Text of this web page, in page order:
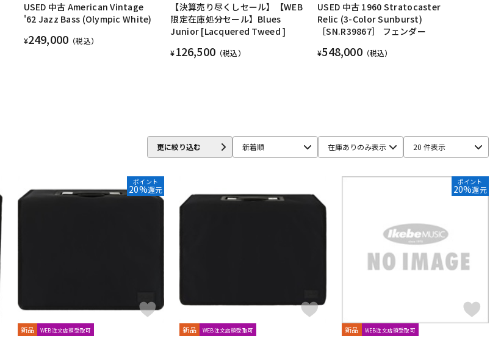
USED 中古 American Vintage
'62 Jazz Bass (Olympic White)
¥249,000 （税込）
【決算売り尽くしセール】【WEB
限定在庫処分セール】Blues
Junior [Lacquered Tweed ]
¥126,500 （税込）
USED 中古 1960 Stratocaster
Relic (3-Color Sunburst)
［SN.R39867］ フェンダー
¥548,000（税込）
更に絞り込む 新着順 在庫ありのみ表示 20 件表示
ポイント
20%還元
新品 WEB注文店頭受取可 新品 WEB注文店頭受取可
ポイント
20%還元
新品 WEB注文店頭受取可